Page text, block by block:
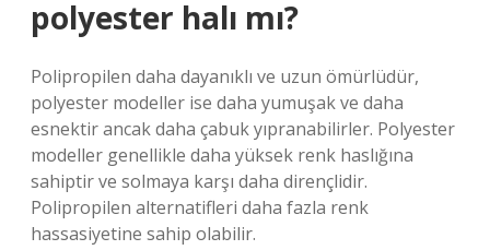
polyester halı mı?
Polipropilen daha dayanıklı ve uzun ömürlüdür,
polyester modeller ise daha yumuşak ve daha
esnektir ancak daha çabuk yıpranabilirler. Polyester
modeller genellikle daha yüksek renk haslığına
sahiptir ve solmaya karşı daha dirençlidir.
Polipropilen alternatifleri daha fazla renk
hassasiyetine sahip olabilir.